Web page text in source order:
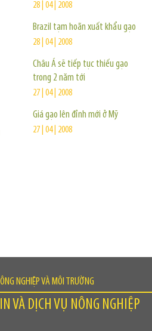
28 | 04 | 2008
Brazil tạm hoãn xuất khẩu gạo
28 | 04 | 2008
Châu Á sẽ tiếp tục thiếu gạo
trong 2 năm tới
27 | 04 | 2008
Giá gạo lên đỉnh mới ở Mỹ
27 | 04 | 2008
NGHIỆP VÀ MÔI TRƯỜNG
VÀ DỊCH VỤ NÔNG NGHIỆP